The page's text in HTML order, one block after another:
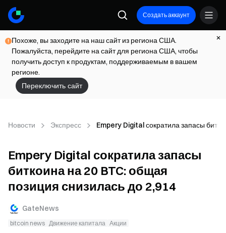
Создать аккаунт
Похоже, вы заходите на наш сайт из региона США.
Пожалуйста, перейдите на сайт для региона США, чтобы
получить доступ к продуктам, поддерживаемым в вашем
регионе.
Переключить сайт
Новости Экспресс Empery Digital сократила запасы
Empery Digital сократила запасы
биткоина на 20 BTC: общая
позиция снизилась до 2,914
GateNews
bitcoin news Движение капитала Акции